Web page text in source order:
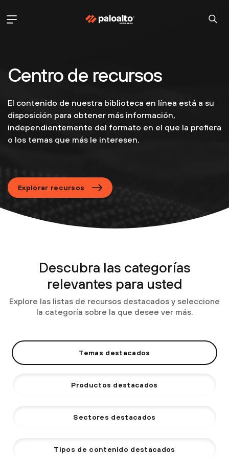
Centro de recursos
El contenido de nuestra biblioteca en línea está a su
disposición para obtener más información,
independientemente del formato en el que la prefiera
o los temas que más le interesen.
Explorar recursos
Descubra las categorías
relevantes para usted
Explore las listas de recursos destacados y seleccione
la categoría sobre la que desee ver más.
Temas destacados
Productos destacados
Sectores destacados
Tipos de contenido destacados